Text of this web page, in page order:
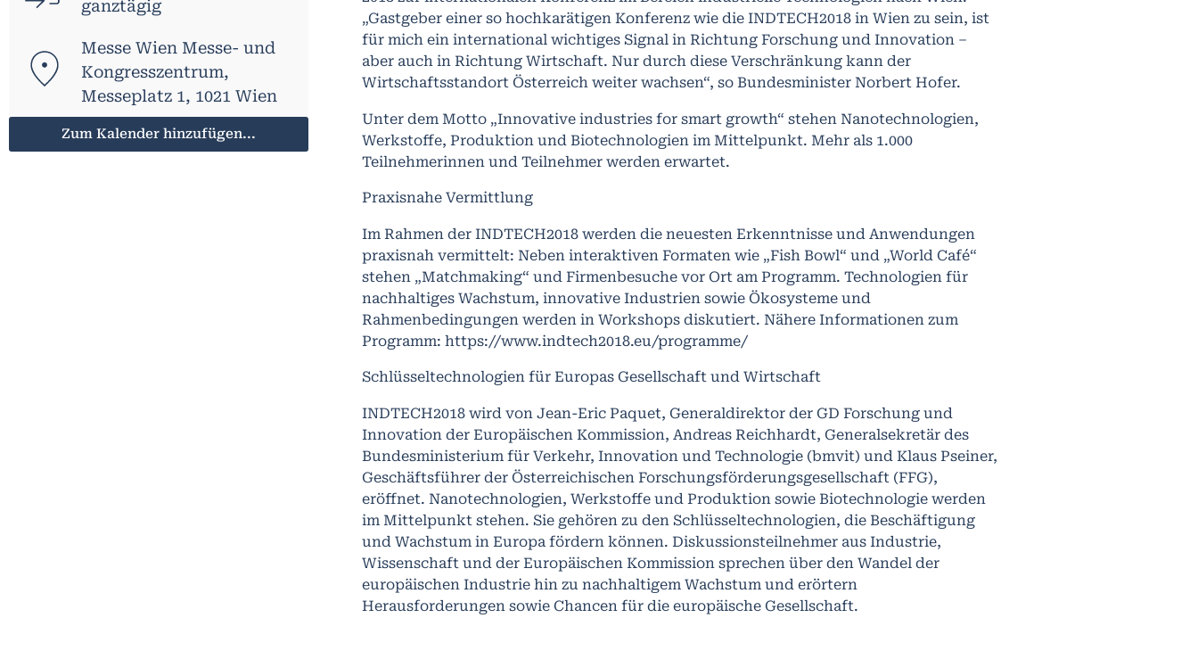
ganztägig
Messe Wien Messe- und
Kongresszentrum,
Messeplatz 1, 1021 Wien
Zum Kalender hinzufügen...
„Gastgeber einer so hochkarätigen Konferenz wie die INDTECH2018 in Wien zu sein, ist
für mich ein international wichtiges Signal in Richtung Forschung und Innovation –
aber auch in Richtung Wirtschaft. Nur durch diese Verschränkung kann der
Wirtschaftsstandort Österreich weiter wachsen“, so Bundesminister Norbert Hofer.
Unter dem Motto „Innovative industries for smart growth“ stehen Nanotechnologien,
Werkstoffe, Produktion und Biotechnologien im Mittelpunkt. Mehr als 1.000
Teilnehmerinnen und Teilnehmer werden erwartet.
Praxisnahe Vermittlung
Im Rahmen der INDTECH2018 werden die neuesten Erkenntnisse und Anwendungen
praxisnah vermittelt: Neben interaktiven Formaten wie „Fish Bowl“ und „World Café“
stehen „Matchmaking“ und Firmenbesuche vor Ort am Programm. Technologien für
nachhaltiges Wachstum, innovative Industrien sowie Ökosysteme und
Rahmenbedingungen werden in Workshops diskutiert. Nähere Informationen zum
Programm: https://www.indtech2018.eu/programme/
Schlüsseltechnologien für Europas Gesellschaft und Wirtschaft
INDTECH2018 wird von Jean-Eric Paquet, Generaldirektor der GD Forschung und
Innovation der Europäischen Kommission, Andreas Reichhardt, Generalsekretär des
Bundesministerium für Verkehr, Innovation und Technologie (bmvit) und Klaus Pseiner,
Geschäftsführer der Österreichischen Forschungsförderungsgesellschaft (FFG),
eröffnet. Nanotechnologien, Werkstoffe und Produktion sowie Biotechnologie werden
im Mittelpunkt stehen. Sie gehören zu den Schlüsseltechnologien, die Beschäftigung
und Wachstum in Europa fördern können. Diskussionsteilnehmer aus Industrie,
Wissenschaft und der Europäischen Kommission sprechen über den Wandel der
europäischen Industrie hin zu nachhaltigem Wachstum und erörtern
Herausforderungen sowie Chancen für die europäische Gesellschaft.